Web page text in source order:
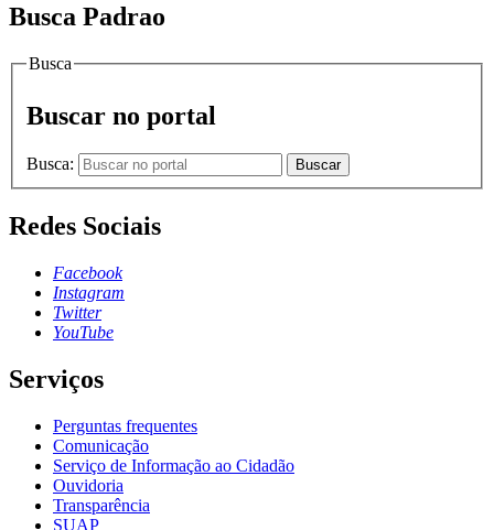
Busca Padrao
Busca
Buscar no portal
Busca: Buscar
Redes Sociais
Facebook
Instagram
Twitter
YouTube
Serviços
Perguntas frequentes
Comunicação
Serviço de Informação ao Cidadão
Ouvidoria
Transparência
SUAP